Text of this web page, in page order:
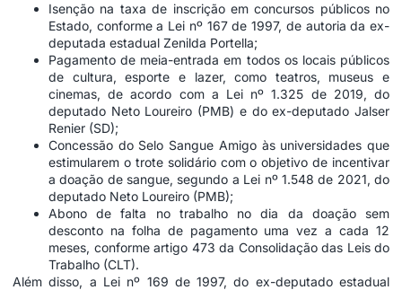
Isenção na taxa de inscrição em concursos públicos no
Estado, conforme a Lei nº 167 de 1997, de autoria da ex-
deputada estadual Zenilda Portella;
Pagamento de meia-entrada em todos os locais públicos
de cultura, esporte e lazer, como teatros, museus e
cinemas, de acordo com a Lei nº1.325 de 2019, do
deputado Neto Loureiro (PMB) e do ex-deputado Jalser
Renier (SD);
Concessão do Selo Sangue Amigo às universidades que
estimularem o trote solidário com o objetivo de incentivar
a doação de sangue, segundo a Lei nº 1.548 de 2021, do
deputado Neto Loureiro (PMB);
Abono de falta no trabalho no dia da doação sem
desconto na folha de pagamento uma vez a cada 12
meses, conforme artigo 473 da Consolidação das Leis do
Trabalho (CLT).
Além disso, a Lei nº 169 de 1997, do ex-deputado estadual